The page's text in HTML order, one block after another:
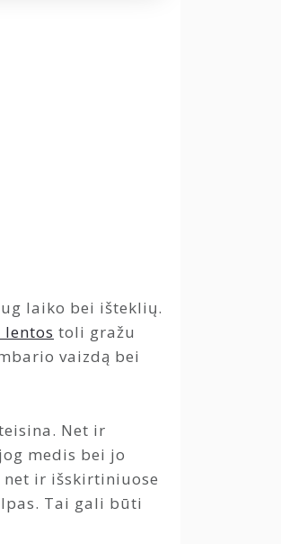
laiko bei išteklių.
toli gražu
vaizdą bei
Net ir
medis bei jo
ir išskirtiniuose
Tai gali būti